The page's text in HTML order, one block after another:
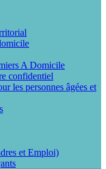
A Domicile
confidentiel
les personnes âgées et
et Emploi)